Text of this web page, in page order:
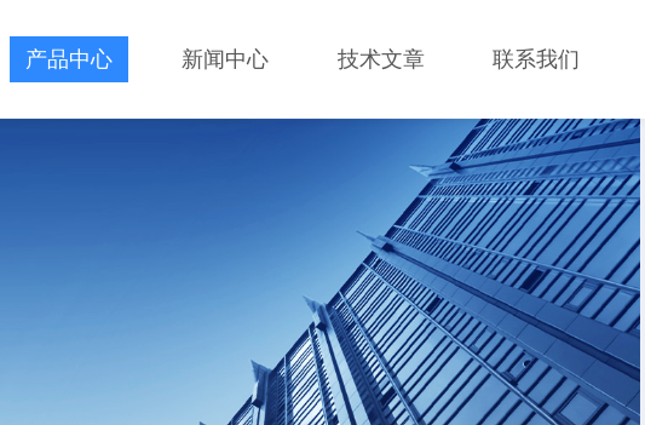
产品中心 新闻中心 技术文章 联系我们